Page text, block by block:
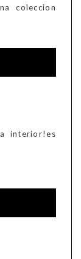
coleccion
interior!es